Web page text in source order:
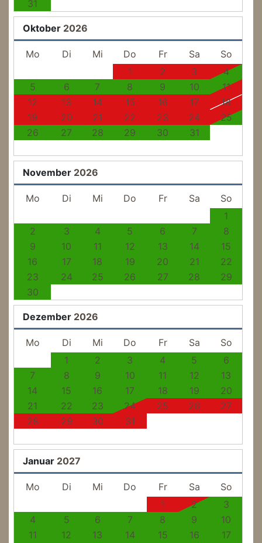
31
Oktober 2026
Mo Di Mi Do Fr Sa
So
1
2 3
4
5
6 7 8 9 10
11
12
13 14 15 16 17
18
19
20 21 22 23 24
25
26
27 28 29 30 31
November 2026
Mo Di Mi Do Fr Sa
So
1
2
3 4 5 6 7
8
9
10 11 12 13 14
15
16
17 18 19 20 21
22
23
24 25 26 27 28
29
30
Dezember 2026
Mo Di Mi Do Fr Sa
So
1
2 3 4 5
6
7
8 9 10 11 12
13
14
15 16 17 18 19
20
21
22 23 24 25 26
27
28
29 30 31
Januar 2027
Mo Di Mi Do Fr Sa
So
1
2
3
4
5 6 7 8 9
10
11
12 13 14 15 16
17